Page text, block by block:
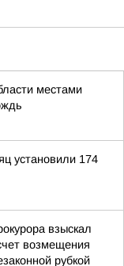
местами
установили 174
взыскал
возмещения
рубкой